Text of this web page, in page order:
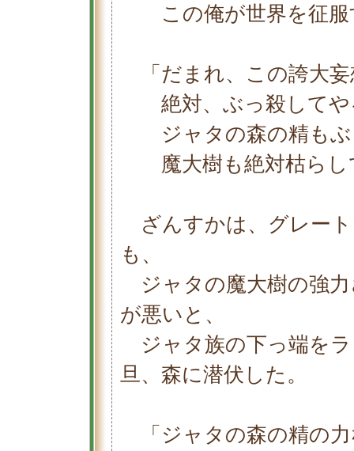
この俺が世界を征服
「だまれ、この誇大妄
絶対、ぶっ殺してや
ジャタの森の精もぶ
魔大樹も絶対枯らし
ざんすかは、グレー
も、
ジャタの魔大樹の強
が悪いと、
ジャタ族の下っ端を
旦、森に潜伏した。
「ジャタの森の精の